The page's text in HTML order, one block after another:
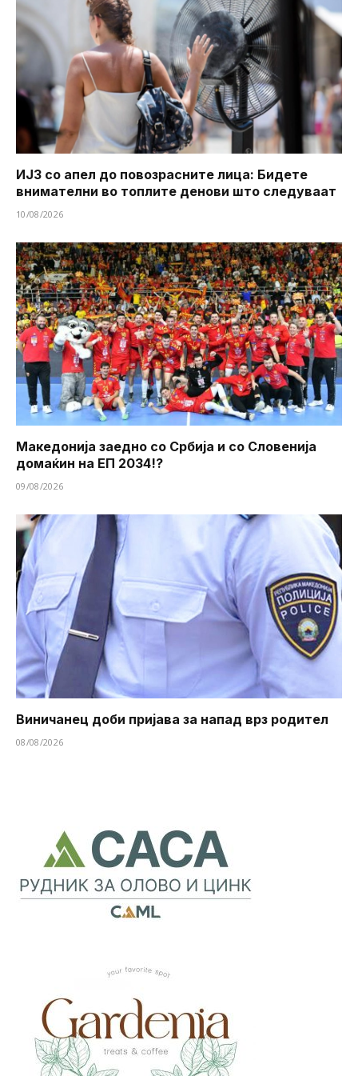
ИЈЗ со апел до повозрасните лица: Бидете
внимателни во топлите денови што следуваат
10/08/2026
Македонија заедно со Србија и со Словенија
домаќин на ЕП 2034!?
09/08/2026
Виничанец доби пријава за напад врз родител
08/08/2026